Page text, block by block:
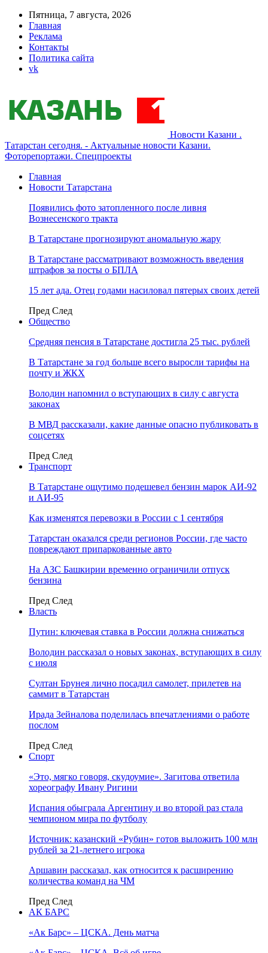
Пятница, 7 августа, 2026
Главная
Реклама
Контакты
Политика сайта
vk
Новости Казани .
Татарстан сегодня. - Актуальные новости Казани.
Фоторепортажи. Спецпроекты
Главная
Новости Татарстана
Появились фото затопленного после ливня
Вознесенского тракта
В Татарстане прогнозируют аномальную жару
В Татарстане рассматривают возможность введения
штрафов за посты о БПЛА
15 лет ада. Отец годами насиловал пятерых своих детей
Пред След
Общество
Средняя пенсия в Татарстане достигла 25 тыс. рублей
В Татарстане за год больше всего выросли тарифы на
почту и ЖКХ
Володин напомнил о вступающих в силу с августа
законах
В МВД рассказали, какие данные опасно публиковать в
соцсетях
Пред След
Транспорт
В Татарстане ощутимо подешевел бензин марок АИ-92
и АИ-95
Как изменятся перевозки в России с 1 сентября
Татарстан оказался среди регионов России, где часто
повреждают припаркованные авто
На АЗС Башкирии временно ограничили отпуск
бензина
Пред След
Власть
Путин: ключевая ставка в России должна снижаться
Володин рассказал о новых законах, вступающих в силу
с июля
Султан Брунея лично посадил самолет, прилетев на
саммит в Татарстан
Ирада Зейналова поделилась впечатлениями о работе
послом
Пред След
Спорт
«Это, мягко говоря, скудоумие». Загитова ответила
хореографу Ивану Ригини
Испания обыграла Аргентину и во второй раз стала
чемпионом мира по футболу
Источник: казанский «Рубин» готов выложить 100 млн
рублей за 21-летнего игрока
Аршавин рассказал, как относится к расширению
количества команд на ЧМ
Пред След
АК БАРС
«Ак Барс» – ЦСКА. День матча